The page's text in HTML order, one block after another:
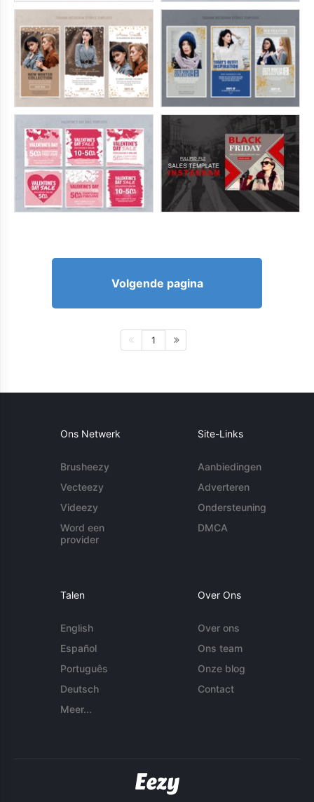
Volgende pagina
1
Ons Netwerk
Brusheezy
Vecteezy
Videezy
Word een
provider
Site-Links
Aanbiedingen
Adverteren
Ondersteuning
DMCA
Talen
English
Español
Português
Deutsch
Meer...
Over Ons
Over ons
Ons team
Onze blog
Contact